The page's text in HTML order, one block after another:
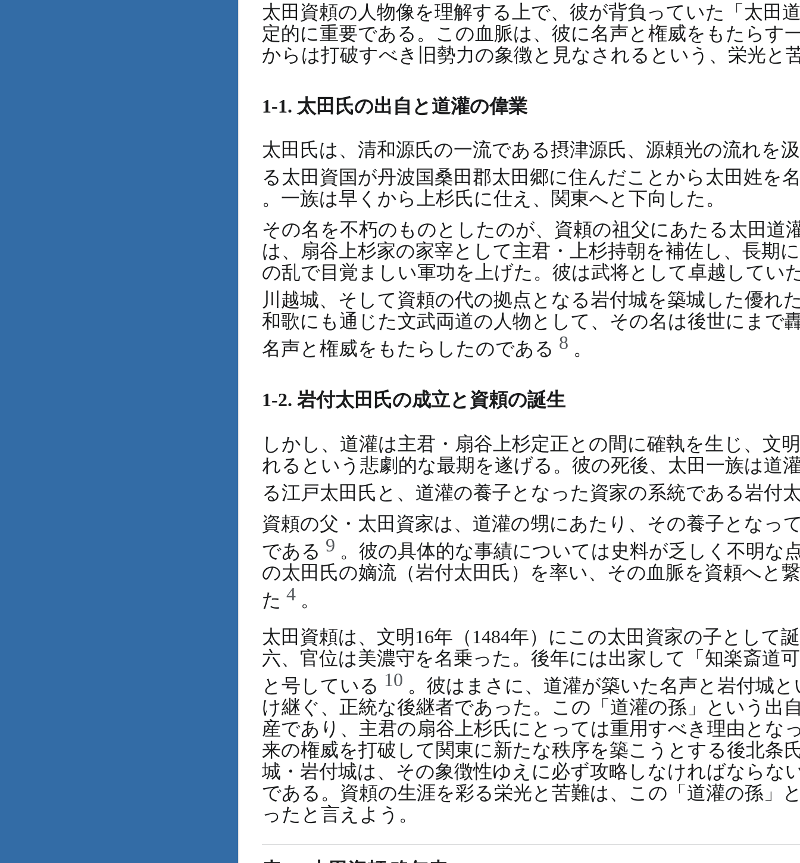
太田資頼の人物像を理解する上で、彼が背負っていた「太田
定的に重要である。この血脈は、彼に名声と権威をもたらす
からは打破すべき旧勢力の象徴と見なされるという、栄光と
1-1. 太田氏の出自と道灌の偉業
太田氏は、清和源氏の一流である摂津源氏、源頼光の流れを
る太田資国が丹波国桑田郡太田郷に住んだことから太田姓を
。一族は早くから上杉氏に仕え、関東へと下向した。
その名を不朽のものとしたのが、資頼の祖父にあたる太田道
は、扇谷上杉家の家宰として主君・上杉持朝を補佐し、長期
の乱で目覚ましい軍功を上げた。彼は武将として卓越してい
川越城、そして資頼の代の拠点となる岩付城を築城した優れ
和歌にも通じた文武両道の人物として、その名は後世にまで
名声と権威をもたらしたのである 8 。
1-2. 岩付太田氏の成立と資頼の誕生
しかし、道灌は主君・扇谷上杉定正との間に確執を生じ、文
れるという悲劇的な最期を遂げる。彼の死後、太田一族は道
る江戸太田氏と、道灌の養子となった資家の系統である岩付
資頼の父・太田資家は、道灌の甥にあたり、その養子となっ
である 9 。彼の具体的な事績については史料が乏しく不明な
の太田氏の嫡流（岩付太田氏）を率い、その血脈を資頼へと
た 4 。
太田資頼は、文明16年（1484年）にこの太田資家の子として
六、官位は美濃守を名乗った。後年には出家して「知楽斎道
と号している 10 。彼はまさに、道灌が築いた名声と岩付城
け継ぐ、正統な後継者であった。この「道灌の孫」という出
産であり、主君の扇谷上杉氏にとっては重用すべき理由とな
来の権威を打破して関東に新たな秩序を築こうとする後北条
城・岩付城は、その象徴性ゆえに必ず攻略しなければならな
である。資頼の生涯を彩る栄光と苦難は、この「道灌の孫」
ったと言えよう。